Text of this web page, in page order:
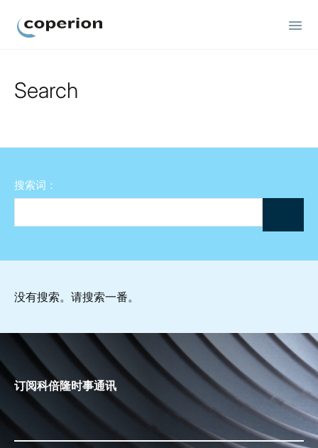
Search
搜索词：
没有搜索。请搜索一番。
订阅科倍隆时事通讯